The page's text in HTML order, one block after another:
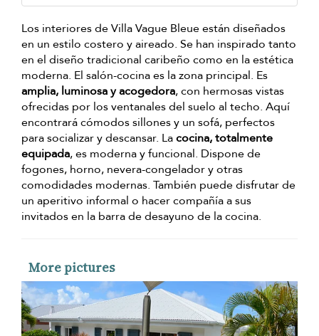
Los interiores de Villa Vague Bleue están diseñados
en un estilo costero y aireado. Se han inspirado tanto
en el diseño tradicional caribeño como en la estética
moderna. El salón-cocina es la zona principal. Es
amplia, luminosa y acogedora, con hermosas vistas
ofrecidas por los ventanales del suelo al techo. Aquí
encontrará cómodos sillones y un sofá, perfectos
para socializar y descansar. Lacocina, totalmente
equipada, es moderna y funcional. Dispone de
fogones, horno, nevera-congelador y otras
comodidades modernas. También puede disfrutar de
un aperitivo informal o hacer compañía a sus
invitados en la barra de desayuno de la cocina.
More pictures